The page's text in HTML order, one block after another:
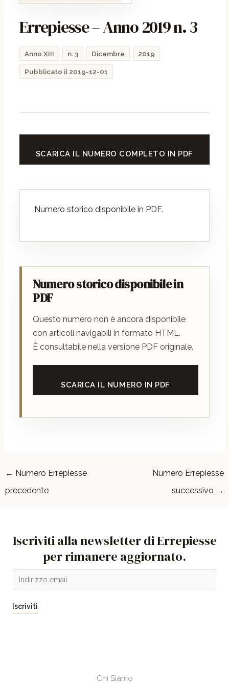
Errepiesse – Anno 2019 n. 3
Anno XIII n. 3 Dicembre 2019
Pubblicato il 2019-12-01
SCARICA IL NUMERO COMPLETO IN PDF
Numero storico disponibile in PDF.
Numero storico disponibile in
PDF
Questo numero non è ancora disponibile
con articoli navigabili in formato HTML.
È consultabile nella versione PDF originale.
SCARICA IL NUMERO IN PDF
← Numero Errepiesse
precedente
Numero Errepiesse
successivo →
Iscriviti alla newsletter di Errepiesse
per rimanere aggiornato.
m
a
i
Iscriviti
Chi Siamo